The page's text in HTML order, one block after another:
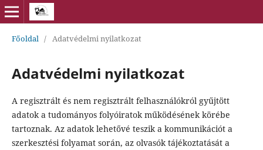
Főoldal / Adatvédelmi nyilatkozat
Adatvédelmi nyilatkozat
A regisztrált és nem regisztrált felhasználókról gyűjtött
adatok a tudományos folyóiratok működésének körébe
tartoznak. Az adatok lehetővé teszik a kommunikációt a
szerkesztési folyamat során, az olvasók tájékoztatását a